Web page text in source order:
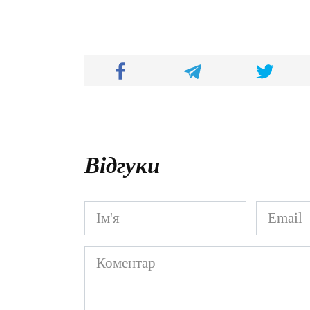
Відгуки
Ім'я
*
Email
*
Коментар